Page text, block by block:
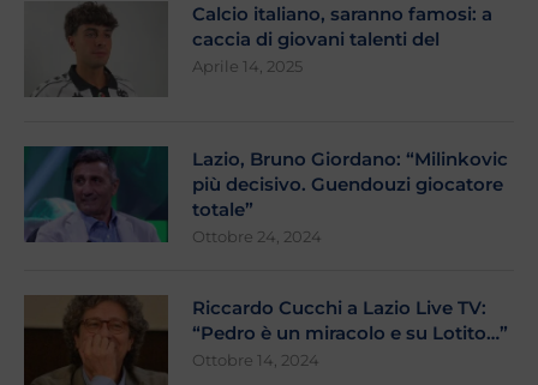
Calcio italiano, saranno famosi: a
caccia di giovani talenti del
Aprile 14, 2025
Lazio, Bruno Giordano: “Milinkovic
più decisivo. Guendouzi giocatore
totale”
Ottobre 24, 2024
Riccardo Cucchi a Lazio Live TV:
“Pedro è un miracolo e su Lotito…”
Ottobre 14, 2024